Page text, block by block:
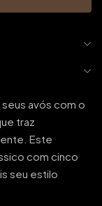
avós com o
traz
Este
com cinco
seu estilo